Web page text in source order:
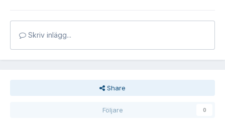
Skriv inlägg...
Share
Följare 0